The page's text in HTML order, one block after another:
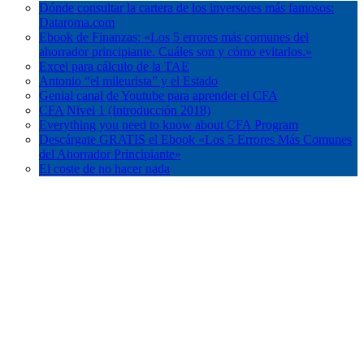
Dónde consultar la cartera de los inversores más famosos:
Dataroma.com
Ebook de Finanzas: «Los 5 errores más comunes del
ahorrador principiante. Cuáles son y cómo evitarlos.»
Excel para cálculo de la TAE
Antonio “el mileurista” y el Estado
Genial canal de Youtube para aprender el CFA
CFA Nivel 1 (Introducción 2018)
Everything you need to know about CFA Program
Descárgate GRATIS el Ebook «Los 5 Errores Más Comunes
del Ahorrador Principiante»
El coste de no hacer nada